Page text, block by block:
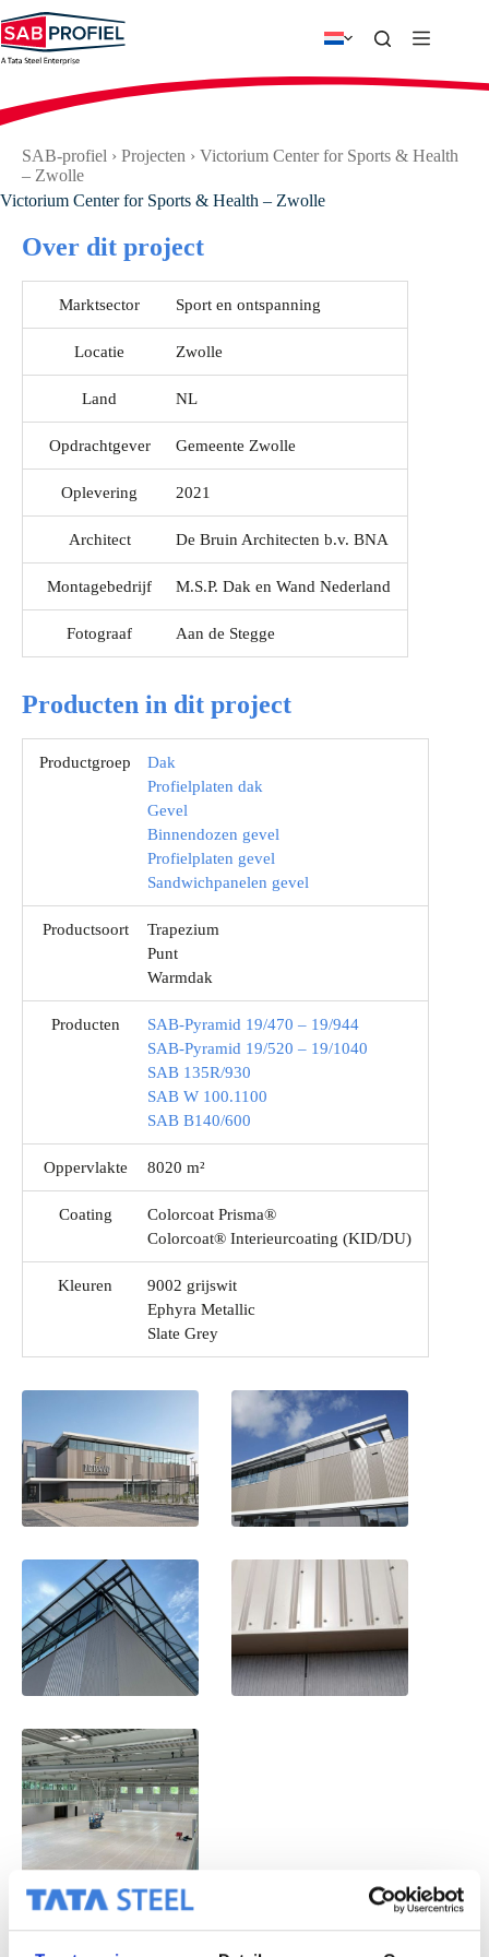
naar
de
inhoud
SAB-profiel › Projecten › Victorium Center for Sports & Health
– Zwolle
Victorium Center for Sports & Health – Zwolle
Over dit project
Marktsector Sport en ontspanning
Locatie Zwolle
Land NL
Opdrachtgever Gemeente Zwolle
Oplevering 2021
Architect De Bruin Architecten b.v. BNA
Montagebedrijf M.S.P. Dak en Wand Nederland
Fotograaf Aan de Stegge
Producten in dit project
Productgroep
Dak
Profielplaten dak
Gevel
Binnendozen gevel
Profielplaten gevel
Sandwichpanelen gevel
Productsoort
Trapezium
Punt
Warmdak
Producten
SAB-Pyramid 19/470 – 19/944
SAB-Pyramid 19/520 – 19/1040
SAB 135R/930
SAB W 100.1100
SAB B140/600
Oppervlakte 8020 m²
Coating
Colorcoat Prisma®
Colorcoat® Interieurcoating (KID/DU)
Kleuren
9002 grijswit
Ephyra Metallic
Slate Grey
Terug naar projectoverzicht